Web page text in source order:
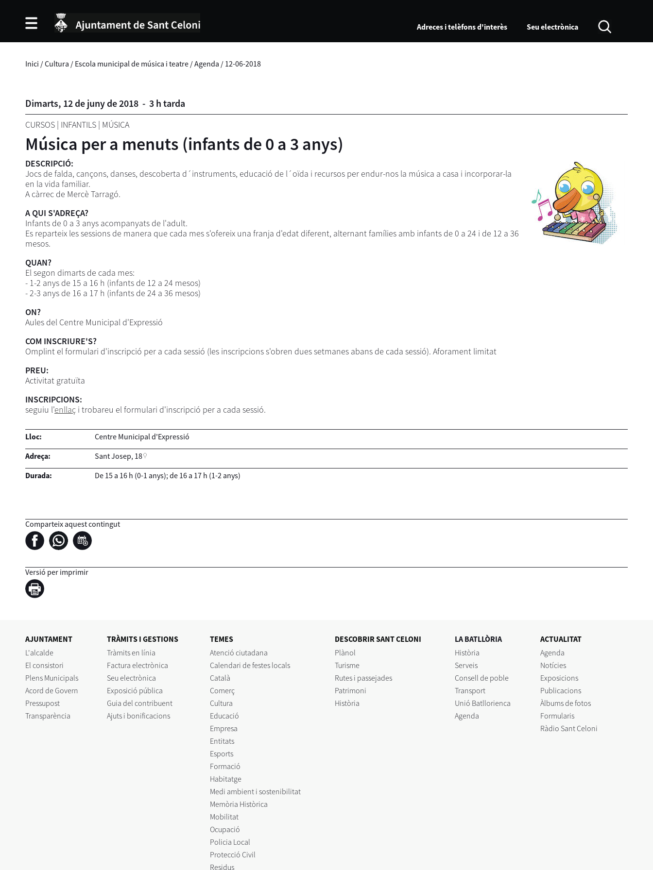
Adreces i telèfons d'interès Seu electrònica
Inici /Cultura / Escola municipal de música i teatre /Agenda / 12-06-2018
Dimarts, 12 de juny de2018 - 3 h tarda
CURSOS | INFANTILS | MÚSICA
Música per a menuts (infants de 0 a 3 anys)
DESCRIPCIÓ:
Jocs de falda, cançons, danses, descoberta d´instruments, educació de l´oïda i recursos per endur-nos la música a casa i incorporar-la
en la vida familiar.
A càrrec de Mercè Tarragó.
A QUI S'ADREÇA?
Infants de 0 a 3 anys acompanyats de l'adult.
Es reparteix les sessions de manera que cada mes s'ofereix una franja d'edat diferent, alternant famílies amb infants de 0 a 24 i de 12 a 36
mesos.
QUAN?
El segon dimarts de cada mes:
- 1-2 anys de 15 a 16 h (infants de 12 a 24 mesos)
- 2-3 anys de 16 a 17 h (infants de 24 a 36 mesos)
ON?
Aules del Centre Municipal d'Expressió
COM INSCRIURE'S?
Omplint el formulari d'inscripció per a cada sessió (les inscripcions s'obren dues setmanes abans de cada sessió). Aforament limitat
PREU:
Activitat gratuïta
INSCRIPCIONS:
seguiu l'enllaç i trobareu el formulari d'inscripció per a cada sessió.
Lloc:
Centre Municipal d'Expressió
Adreça:
Sant Josep, 18
Durada:
De 15 a 16 h (0-1 anys); de 16 a 17 h (1-2 anys)
Comparteix aquest contingut
Versió per imprimir
AJUNTAMENT
L'alcalde
El consistori
Plens Municipals
Acord de Govern
Pressupost
Transparència
TRÀMITS I GESTIONS
Tràmits en línia
Factura electrònica
Seu electrònica
Exposició pública
Guia del contribuent
Ajuts i bonificacions
TEMES
Atenció ciutadana
Calendari de festes locals
Català
Comerç
Cultura
Educació
Empresa
Entitats
Esports
Formació
Habitatge
Medi ambient i sostenibilitat
Memòria Històrica
Mobilitat
Ocupació
Policia Local
Protecció Civil
Residus
DESCOBRIR SANT CELONI
Plànol
Turisme
Rutes i passejades
Patrimoni
Història
LA BATLLÒRIA
Història
Serveis
Consell de poble
Transport
Unió Batllorienca
Agenda
ACTUALITAT
Agenda
Notícies
Exposicions
Publicacions
Àlbums de fotos
Formularis
Ràdio Sant Celoni